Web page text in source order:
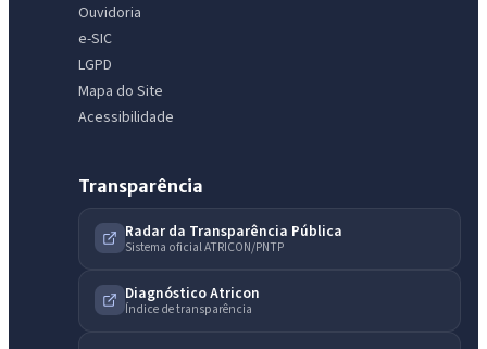
Ouvidoria
e-SIC
LGPD
Mapa do Site
Acessibilidade
Transparência
Radar da Transparência Pública
Sistema oficial ATRICON/PNTP
Diagnóstico Atricon
Índice de transparência
IntGest AI
Assistente do Portal